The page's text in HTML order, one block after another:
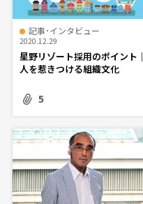
記事･インタビュー
2020.12.29
星野リゾート採用のポイント｜
人を惹きつける組織文化
5